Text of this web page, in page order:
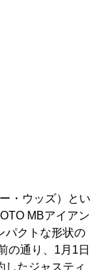
・ウッズ）とい
MBアイアン
パクトな形状の
の通り、1月1日
したジャスティ